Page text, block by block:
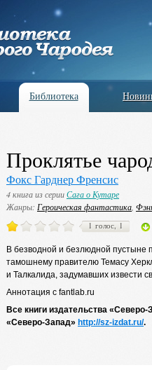
Библиотека
Проклятье
Фокс Гарднер Френсис
4 книга из серииСага о Кутаре
Жанры: Героическая фантастика
1 голос, 1
В безводной и безлюдной пустыне
тамошнему правителю Темасу
и Талкалида, задумавших извести
Аннотация с fantlab.ru
Все книги издательства
«Северо-Запад» http://sz-izdat.ru/.